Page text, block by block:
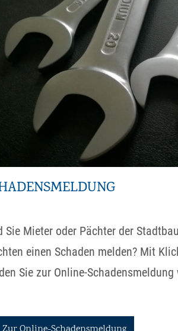
Sie Mieter oder Pächter der
einen Schaden melden? Mit
Sie zur Online-